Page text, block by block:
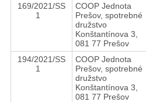
169/2021/SS
1
COOP Jednota
Prešov, spotrebné
družstvo
Konštantínova 3,
081 77 Prešov
194/2021/SS
1
COOP Jednota
Prešov, spotrebné
družstvo
Konštantínova 3,
081 77 Prešov